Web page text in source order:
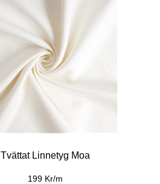
Tvättat Linnetyg Moa
199 Kr/m